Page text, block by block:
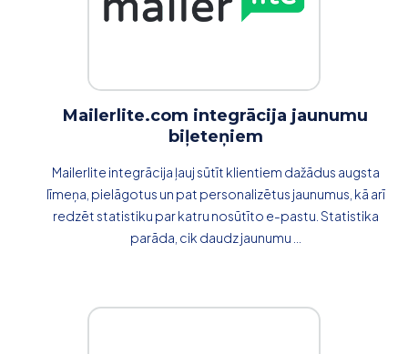
Mailerlite.com integrācija jaunumu
biļeteņiem
Mailerlite integrācija ļauj sūtīt klientiem dažādus augsta
līmeņa, pielāgotus un pat personalizētus jaunumus, kā arī
redzēt statistiku par katru nosūtīto e-pastu. Statistika
parāda, cik daudz jaunumu ...